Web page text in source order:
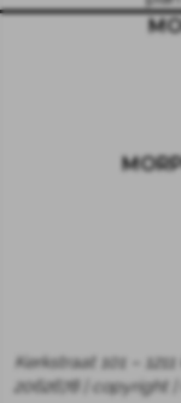
Kerkstraat 101 –
2062678 | copyright |